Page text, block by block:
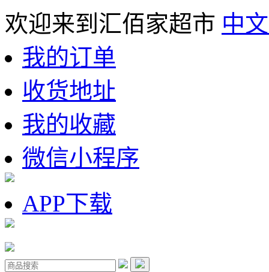
欢迎来到汇佰家超市 中
我的订单
收货地址
我的收藏
微信小程序
APP下载